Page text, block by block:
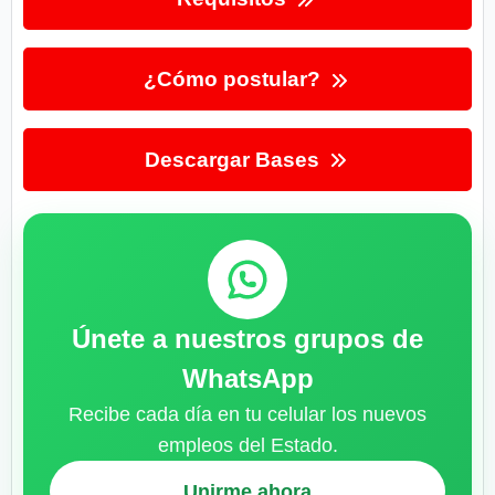
¿Cómo postular?
Descargar Bases
Únete a nuestros grupos de
WhatsApp
Recibe cada día en tu celular los nuevos
empleos del Estado.